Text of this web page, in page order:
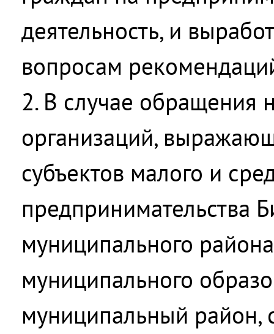
деятельность, и
вопросам
2. В случае обращения
организаций,
субъектов малого и
предпринимательства
муниципального
муниципального
муниципальный